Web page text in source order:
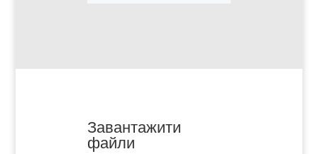
Завантажити
файли